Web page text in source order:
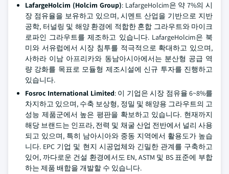
LafargeHolcim (Holcim Group): LafargeHolcim은 약 7%의 시
장 점유율을 보유하고 있으며, 시멘트 산업을 기반으로 지반
공학, 터널링 및 해양 환경에 적합한 혼합 그라우트와 마이크
로파인 그라우트를 제조하고 있습니다. LafargeHolcim은 북
미와 서유럽에서 시장 침투를 적극적으로 확대하고 있으며,
사하라 이남 아프리카와 동남아시아에서는 분산형 공급 역
량 강화를 목표로 모듈형 제조시설에 신규 투자를 진행하고
있습니다.
Fosroc International Limited: 이 기업은 시장 점유율 6~8%를
차지하고 있으며, 수축 보상형, 정밀 및 해양용 그라우트의 고
성능 제품군에서 높은 평판을 확보하고 있습니다. 현재까지
해당 브랜드는 인프라, 전력 및 채굴 산업 전반에서 널리 사용
되고 있으며, 특히 남아시아와 중동 지역에서 활용도가 높습
니다. EPC 기업 및 현지 시공업체와 긴밀한 관계를 구축하고
있어, 까다로운 건설 환경에서도 EN, ASTM 및 BS 표준에 부합
하는 제품 배합을 개발할 수 있습니다.